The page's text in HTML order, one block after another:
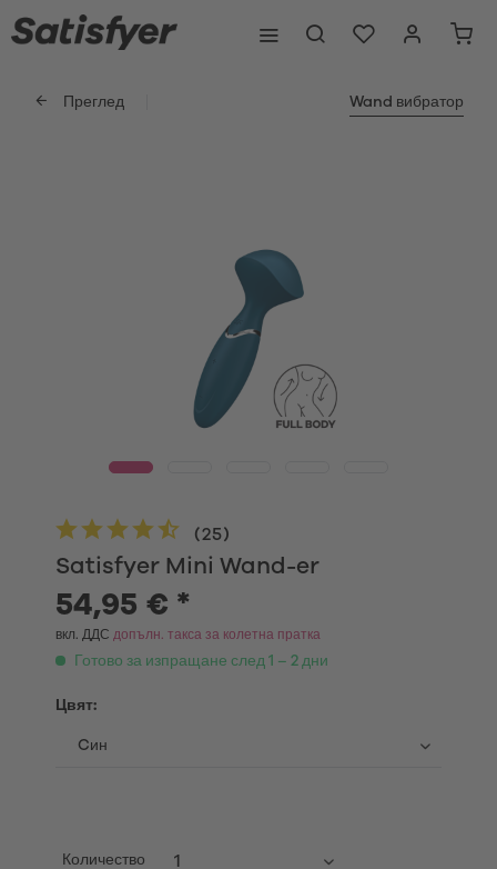
Преглед Wand вибратор
Satisfyer Mini Wand-er
(25)
54,95 € *
вкл. ДДС допълн. такса за колетна пратка
Готово за изпращане след 1 – 2 дни
Цвят:
Количество